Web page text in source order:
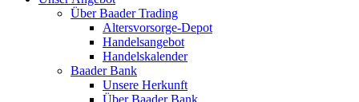
Über Baader Trading
Altersvorsorge-Depot
Handelsangebot
Handelskalender
Baader Bank
Unsere Herkunft
Über Baader Bank